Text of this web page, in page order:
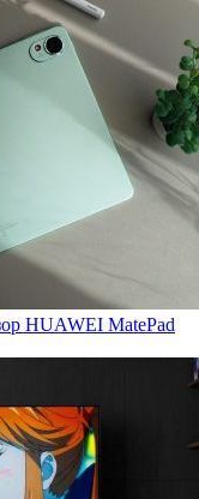
HUAWEI MatePad